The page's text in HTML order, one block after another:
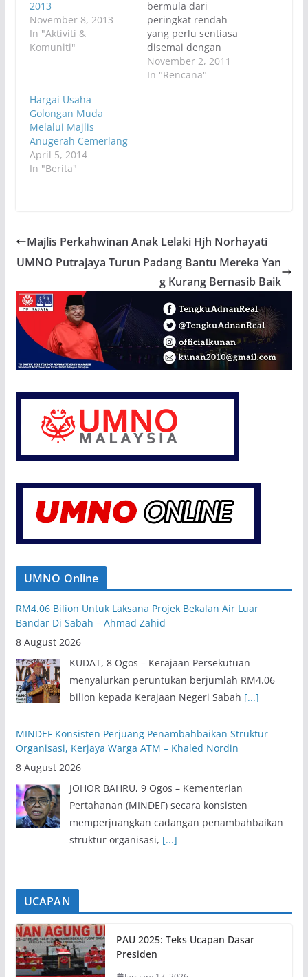
2013
November 8, 2013
In "Aktiviti &
Komuniti"
bermula dari
peringkat rendah
yang perlu sentiasa
disemai dengan
memberikan serta
menunjukkan bahawa
Parlimen Putrajaya,
Sentiyaki telah
berlangsung…
November 2, 2011
In "Rencana"
Hargai Usaha
Golongan Muda
Melalui Majlis
Anugerah Cemerlang
April 5, 2014
In "Berita"
Majlis Perkahwinan Anak Lelaki Hjh Norhayati
UMNO Putrajaya Turun Padang Bantu Mereka Yan
g Kurang Bernasib Baik
UMNO Online
RM4.06 Bilion Untuk Laksana Projek Bekalan Air Luar
Bandar Di Sabah – Ahmad Zahid
8 August 2026
KUDAT, 8 Ogos – Kerajaan Persekutuan
menyalurkan peruntukan berjumlah RM4.06
bilion kepada Kerajaan Negeri Sabah [...]
MINDEF Konsisten Perjuang Penambahbaikan Struktur
Organisasi, Kerjaya Warga ATM – Khaled Nordin
8 August 2026
JOHOR BAHRU, 9 Ogos – Kementerian
Pertahanan (MINDEF) secara konsisten
memperjuangkan cadangan penambahbaikan
struktur organisasi, [...]
UCAPAN
PAU 2025: Teks Ucapan Dasar
Presiden